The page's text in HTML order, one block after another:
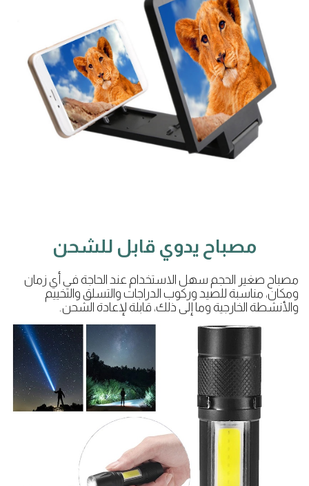
مصباح يدوي قابل للشحن
مصباح صغير الحجم سهل الاستخدام عند الحاجة في أي زمان
ومكان، مناسبة للصيد وركوب الدراجات والتسلق والتخييم
والأنشطة الخارجية وما إلى ذلك، قابلة لإعادة الشحن.